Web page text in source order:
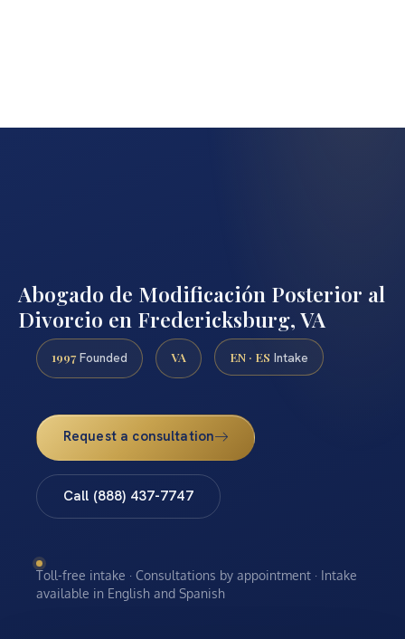
Abogado de Modificación Posterior al
Divorcio en Fredericksburg, VA
1997 Founded VA EN · ES Intake
Request a consultation
Call (888) 437-7747
Toll-free intake · Consultations by appointment · Intake
available in English and Spanish